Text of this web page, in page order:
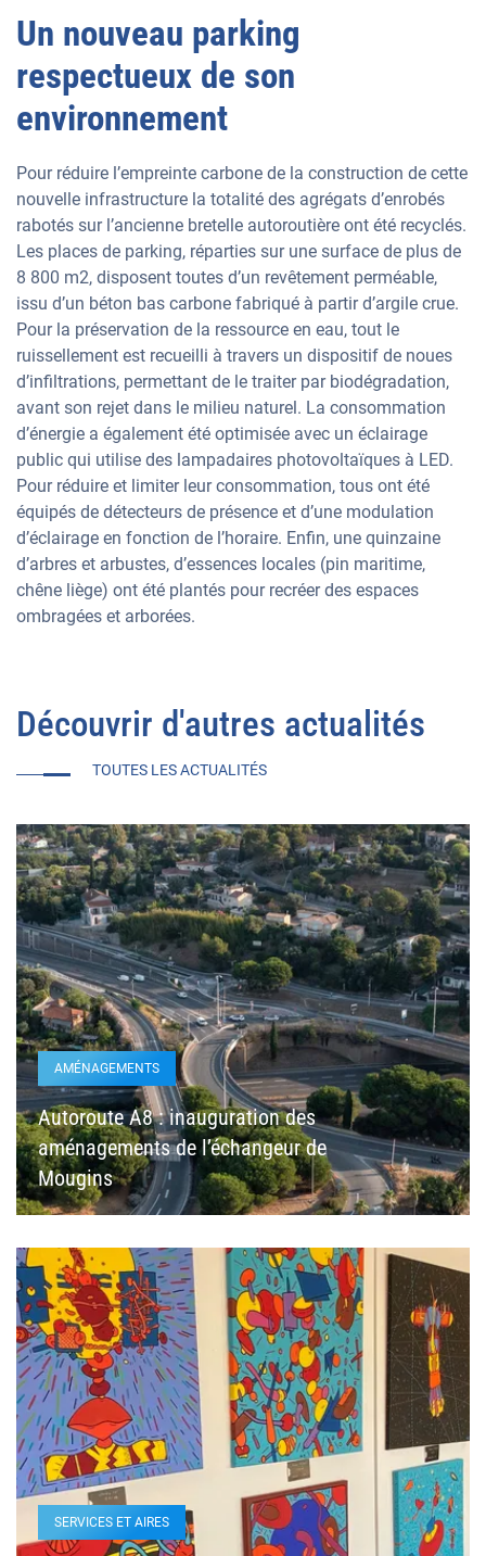
Un nouveau parking
respectueux de son
environnement
Pour réduire l’empreinte carbone de la construction de cette
nouvelle infrastructure la totalité des agrégats d’enrobés
rabotés sur l’ancienne bretelle autoroutière ont été recyclés.
Les places de parking, réparties sur une surface de plus de
8 800 m2, disposent toutes d’un revêtement perméable,
issu d’un béton bas carbone fabriqué à partir d’argile crue.
Pour la préservation de la ressource en eau, tout le
ruissellement est recueilli à travers un dispositif de noues
d’infiltrations, permettant de le traiter par biodégradation,
avant son rejet dans le milieu naturel. La consommation
d’énergie a également été optimisée avec un éclairage
public qui utilise des lampadaires photovoltaïques à LED.
Pour réduire et limiter leur consommation, tous ont été
équipés de détecteurs de présence et d’une modulation
d’éclairage en fonction de l’horaire. Enfin, une quinzaine
d’arbres et arbustes, d’essences locales (pin maritime,
chêne liège) ont été plantés pour recréer des espaces
ombragées et arborées.
Découvrir d'autres actualités
TOUTES LES ACTUALITÉS
AMÉNAGEMENTS
Autoroute A8 : inauguration des
aménagements de l’échangeur de
Mougins
SERVICES ET AIRES